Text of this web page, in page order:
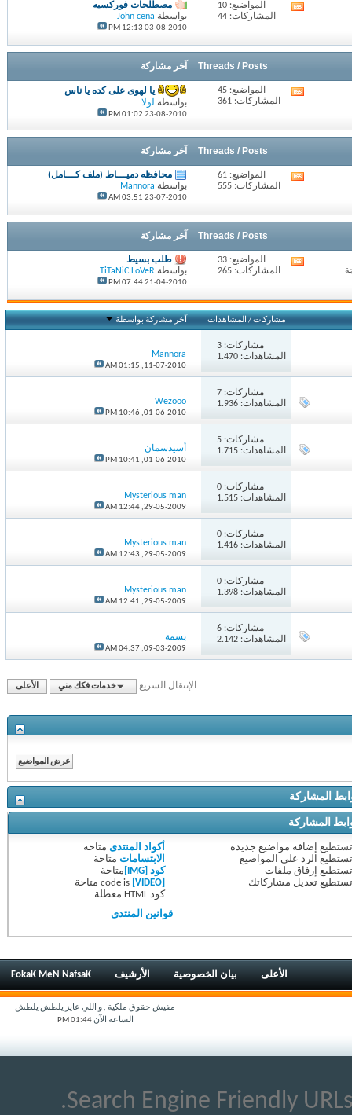
مشاهدة
تغذيات
المنتدى
المواضيع: 10
المشاركات: 44
مصطلحات فوركسيه
بواسطةJohn cena
03-08-2010
12:13 PM
Threads / Posts آخر مشاركة
مشاهدة
تغذيات
المنتدى
المواضيع: 45
المشاركات: 361
يا لهوى على كده يا ناس
بواسطةلولا
23-08-2010
01:02 PM
Threads / Posts آخر مشاركة
مشاهدة
تغذيات
المنتدى
المواضيع: 61
المشاركات: 555
محافظه دميـــاط (ملف كـــامل)
بواسطةMannora
23-07-2010
03:51 AM
Threads / Posts آخر مشاركة
مشاهدة
تغذيات
المنتدى
المواضيع: 33
المشاركات: 265
طلب بسيط
بواسطةTiTaNiC LoVeR
21-04-2010
07:44 PM
مشاركات/المشاهدات آخر مشاركة بواسطة
مشاركات:3
المشاهدات: 1.470
Mannora
11-07-2010,
01:15 AM
مشاركات:7
المشاهدات: 1.936
Wezooo
01-06-2010,
10:46 PM
مشاركات:5
المشاهدات: 1.715
أسيدسمان
01-06-2010,
10:41 PM
مشاركات:0
المشاهدات: 1.515
Mysterious man
29-05-2009,
12:44 AM
مشاركات:0
المشاهدات: 1.416
Mysterious man
29-05-2009,
12:43 AM
مشاركات:0
المشاهدات: 1.398
Mysterious man
29-05-2009,
12:41 AM
مشاركات:6
المشاهدات: 2.142
بسمة
09-03-2009,
04:37 AM
الإنتقال السريع خدمات فكك مني الأعلى
المشاركة
المشاركة
إضافة مواضيع جديدة
الرد على المواضيع
إرفاق ملفات
تعديل مشاركاتك
أكواد المنتدى متاحة
الابتسامات متاحة
كود [IMG]
متاحة
code is
متاحة
كود HTML
معطلة
قوانين المنتدى
FokaK MeN NafsaK الأرشيف بيان الخصوصية الأعلى
مفيش حقوق ملكية , و اللي عايز يلطش يلطش
الساعة الآن01:44 PM
Search Engine Friendly